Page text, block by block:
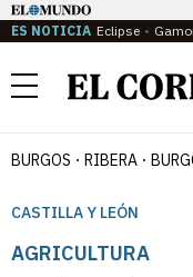
ES NOTICIA Eclipse
Menú
BURGOS RIBERA
CASTILLA Y LEÓN
AGRICULTURA